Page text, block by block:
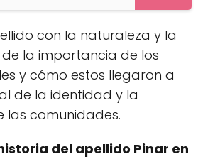
con la naturaleza y la
la importancia de los
y cómo estos llegaron a
de la identidad y la
las comunidades.
del apellido Pinar en